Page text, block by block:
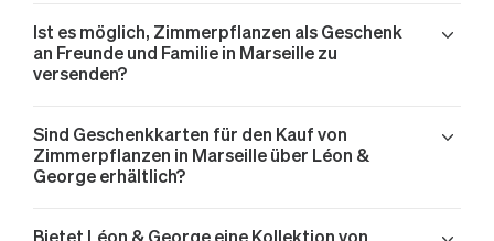
Ist es möglich, Zimmerpflanzen als Geschenk
an Freunde und Familie in Marseille zu
versenden?
Sind Geschenkkarten für den Kauf von
Zimmerpflanzen in Marseille über Léon &
George erhältlich?
Bietet Léon & George eine Kollektion von